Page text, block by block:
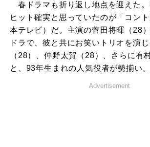
春ドラマも折り返し地点を迎えた
ヒット確実と思っていたのが「コン
本テレビ）だ。主演の菅田将暉（28
ドラで、彼と共にお笑いトリオを演
（28）、仲野太賀（28）、さらに有
と、93年生まれの人気役者が勢揃い
Advertisement